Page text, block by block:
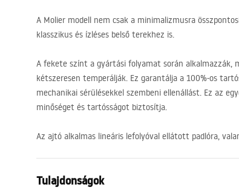
A Molier modell nem csak a minimalizmusra
klasszikus és ízléses belső terekhez is.
A fekete színt a gyártási folyamat során alkalmazzák,
kétszeresen temperálják. Ez garantálja a 100%-os
mechanikai sérülésekkel szembeni ellenállást. Ez az
minőséget és tartósságot biztosítja.
Az ajtó alkalmas lineáris lefolyóval ellátott padlóra,
Tulajdonságok